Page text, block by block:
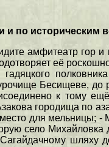
и по
амфитеатр гор
её
Бесищеве, до
к тому ещё
городища по
для мельницы;
село
шляху